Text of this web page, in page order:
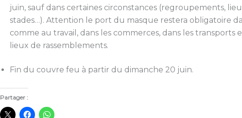
juin, sauf dans certaines circonstances (regroupements,
stades…). Attention le port du masque restera obligatoire
comme au travail, dans les commerces, dans les transports
lieux de rassemblements.
Fin du couvre feu à partir du dimanche 20 juin.
Partager :